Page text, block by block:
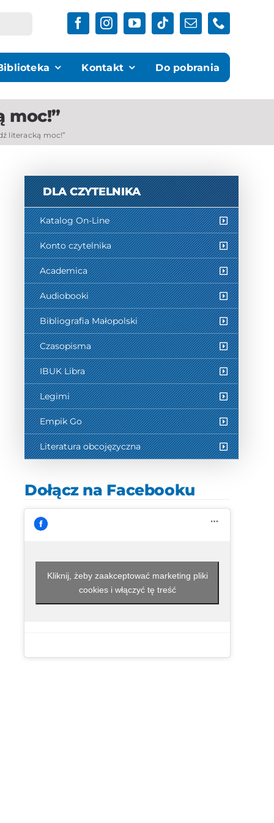
Kontakt Do pobrania
moc!”
literacką moc!”
DLA CZYTELNIKA
Katalog On-Line
Konto czytelnika
Academica
Audiobooki
Bibliografia Małopolski
Czasopisma
IBUK Libra
Legimi
Empik Go
Literatura obcojęzyczna
Dołącz na Facebooku
Kliknij, żeby zaakceptować marketing pliki
cookies i włączyć tę treść